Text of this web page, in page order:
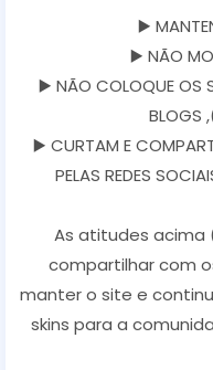
▶️
▶️ NÃO
▶️ NÃO COLOQUE OS
BLOGS
▶️ CURTAM E
PELAS REDES
As atitudes acima
compartilhar com
manter o site e
skins para a